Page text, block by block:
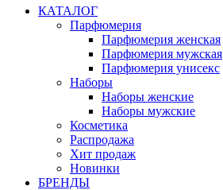
КАТАЛОГ
Парфюмерия
Парфюмерия женская
Парфюмерия мужская
Парфюмерия унисекс
Наборы
Наборы женские
Наборы мужские
Косметика
Распродажа
Хит продаж
Новинки
БРЕНДЫ